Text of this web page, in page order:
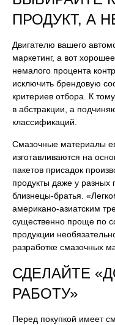
ПРОДУКТ, А
Двигателю вашего
маркетинг, а вот
немалого процента
исключить брендовую
критериев отбора. К
в абстракции, а
классификаций.
Смазочные материалы
изготавливаются на
пакетов присадок
продукты даже у разных
близнецы-братья.
американо-азиатским
существенно проще по
продукции
разработке смазочных
СДЕЛАЙТЕ
РАБОТУ»
Перед покупкой имеет